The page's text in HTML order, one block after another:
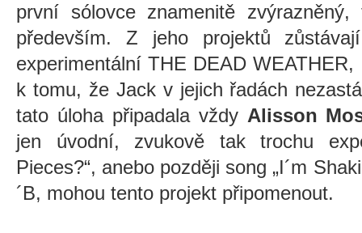
první sólovce znamenitě
především. Z jeho projektů
experimentální THE DEAD
k tomu, že Jack v jejich řadách
tato úloha připadala vždy Alisson
jen úvodní, zvukově tak trochu
Pieces?“, anebo později song „I´m
´B, mohou tento projekt připomenout.